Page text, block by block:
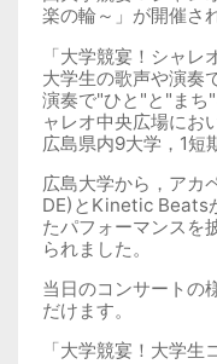
楽の輪～」が開催さ
「大学競宴！シャ
大学生の歌声や演奏
演奏で"ひと "と " まち"
ャレオ中央広場にお
広島県内9大学， 1短
広島大学から，アカ
DE) と Kinetic Beats
たパフォーマンスを
られました。
当日のコンサートの
だけます。
「大学競宴！大学生